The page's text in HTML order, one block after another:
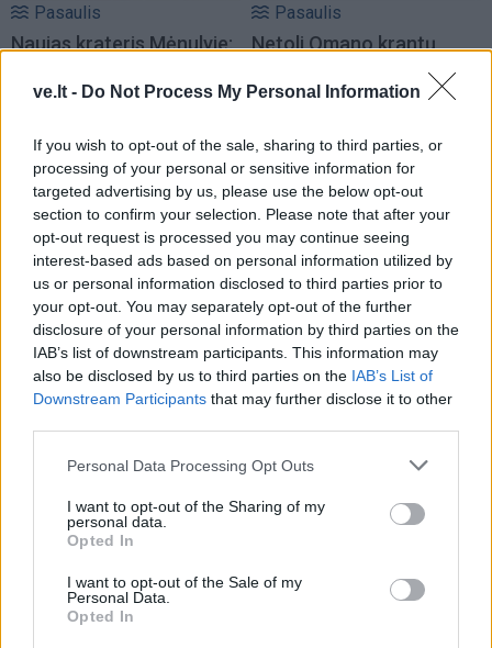
ve.lt - Do Not Process My Personal Information
If you wish to opt-out of the sale, sharing to third parties, or
processing of your personal or sensitive information for
targeted advertising by us, please use the below opt-out
section to confirm your selection. Please note that after your
opt-out request is processed you may continue seeing
interest-based ads based on personal information utilized by
us or personal information disclosed to third parties prior to
your opt-out. You may separately opt-out of the further
disclosure of your personal information by third parties on the
IAB’s list of downstream participants. This information may
also be disclosed by us to third parties on the IAB’s List of
Downstream Participants that may further disclose it to other
Personal Data Processing Opt Outs
I want to opt-out of the Sharing of my
personal data.
Opted In
I want to opt-out of the Sale of my
Personal Data.
Opted In
Pasaulis
Naujas krateris Mėnulyje:
rėžėsi į Žemės palydovą
Pasaulis
Netoli Omano krantų
katastrofa – iš tanklaivio
Pasaulis
Po visą naktį trukusių
paieškų Italijos šiukšlyne
rastas milijoną laimėjęs
Pasaulis
Nusekus Dunojui, iškilo
Antrojo pasaulinio karo
laivai